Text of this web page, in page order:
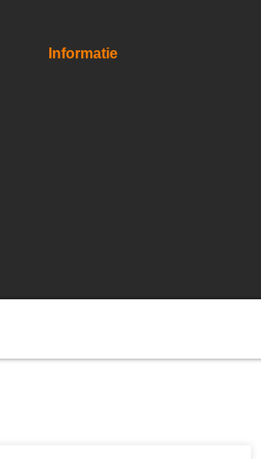
Informatie